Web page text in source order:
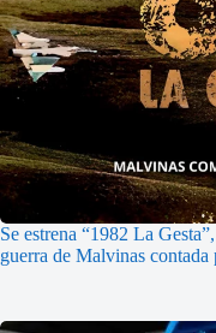
Se estrena “1982 La
guerra de Malvinas contada